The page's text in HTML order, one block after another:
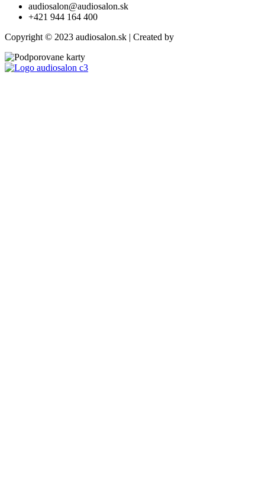
audiosalon@audiosalon.sk
+421 944 164 400
Copyright © 2023 audiosalon.sk | Created by